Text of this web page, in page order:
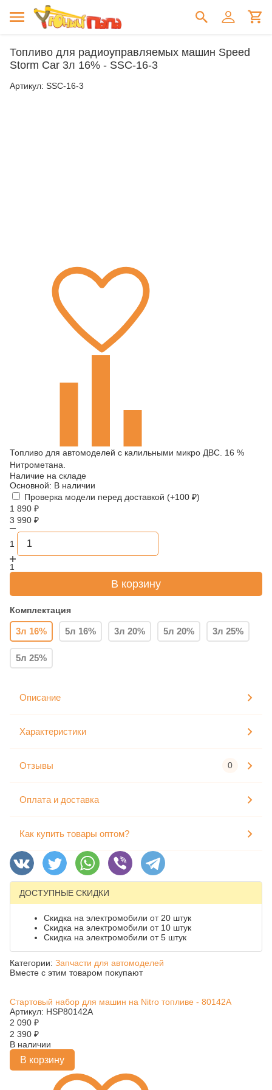
Топливо для радиоуправляемых машин Speed
Storm Car 3л 16% - SSC-16-3
Артикул: SSC-16-3
Топливо для автомоделей с калильными микро ДВС. 16 %
Нитрометана.
Наличие на складе
Основной: В наличии
Проверка модели перед доставкой (+100 ₽)
1 890 ₽
3 990 ₽
1
1
В корзину
Комплектация
3л 16% 5л 16% 3л 20% 5л 20% 3л 25%
5л 25%
Описание
Характеристики
Отзывы 0
Оплата и доставка
Как купить товары оптом?
ДОСТУПНЫЕ СКИДКИ
Скидка на электромобили от 20 штук
Скидка на электромобили от 10 штук
Скидка на электромобили от 5 штук
Категории: Запчасти для автомоделей
Вместе с этим товаром покупают
Стартовый набор для машин на Nitro топливе - 80142A
Артикул: HSP80142A
2 090 ₽
2 390 ₽
В наличии
В корзину